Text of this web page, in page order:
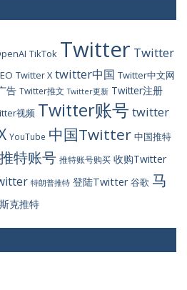
TikTok Twitter Twitter
Twitter X twitter中国 Twitter中文网
告 Twitter推文 Twitter更新 Twitter注册
视频 Twitter账号 twitter
YouTube 中国Twitter 中国推特
推特账号 推特账号购买 收购Twitter
特朗普推特 登陆Twitter 谷歌 马
克推特